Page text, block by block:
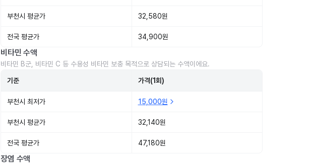
부천시 평균가 32,580원
전국 평균가 34,900원
비타민 수액
비타민 B군, 비타민 C 등 수용성 비타민 보충 목적으로 상담되는 수액이에요.
기준 가격(1회)
부천시 최저가 15,000원
부천시 평균가 32,140원
전국 평균가 47,180원
장염 수액